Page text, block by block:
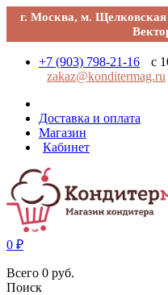
г. Москва, м.
+7 (903) 798-21-16
с
zakaz@konditermag.ru
Доставка и оплата
Магазин
Кабинет
0 ₽
Всего 0 руб.
Поиск